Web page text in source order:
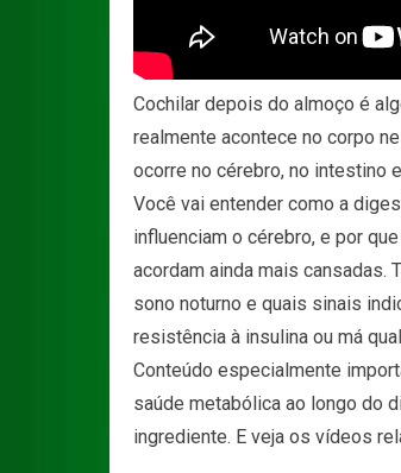
Cochilar depois do almoço é
realmente acontece no corpo
ocorre no cérebro, no intestino
Você vai entender como a
influenciam o cérebro, e por
acordam ainda mais cansadas.
sono noturno e quais sinais
resistência à insulina ou má
Conteúdo especialmente
saúde metabólica ao longo do
ingrediente. E veja os vídeos